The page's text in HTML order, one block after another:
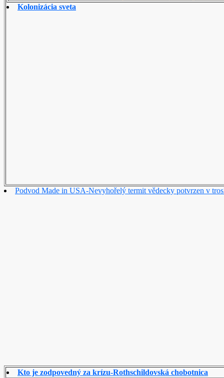
Kolonizácia sveta
Podvod Made in USA-Nevyhořelý termit vědecky potvrzen v
Kto je zodpovedný za krízu-Rothschildovská chobotnica